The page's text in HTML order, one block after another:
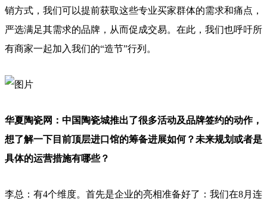
销方式，我们可以提前获取这些专业买家群体的需求和痛点，
严选满足其需求的品牌，从而促成交易。在此，我们也呼吁所
有商家一起加入我们的“造节”行列。
华夏陶瓷网：中国陶瓷城推出了很多活动及品牌签约的动作，
想了解一下目前顶层进口馆的筹备进展如何？未来规划或者是
具体的运营措施有哪些？
李总：有4个维度。首先是企业的亮相准备好了：我们在8月连